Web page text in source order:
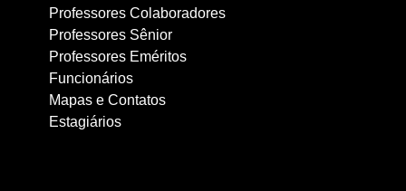
Professores Colaboradores
Professores Sênior
Professores Eméritos
Funcionários
Mapas e Contatos
Estagiários